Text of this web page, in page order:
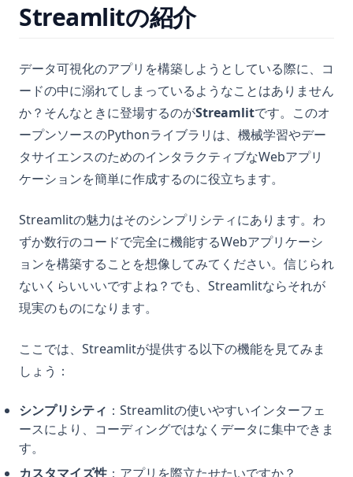
Streamlitの紹介
データ可視化のアプリを構築しようとしている際に、コ
ードの中に溺れてしまっているようなことはありません
か？そんなときに登場するのがStreamlitです。このオ
ープンソースのPythonライブラリは、機械学習やデー
タサイエンスのためのインタラクティブなWebアプリ
ケーションを簡単に作成するのに役立ちます。
Streamlitの魅力はそのシンプリシティにあります。わ
ずか数行のコードで完全に機能するWebアプリケーシ
ョンを構築することを想像してみてください。信じられ
ないくらいいいですよね？でも、Streamlitならそれが
現実のものになります。
ここでは、Streamlitが提供する以下の機能を見てみま
しょう：
シンプリシティ ：Streamlitの使いやすいインターフェ
ースにより、コーディングではなくデータに集中できま
す。
カスタマイズ性 ：アプリを際立たせたいですか？